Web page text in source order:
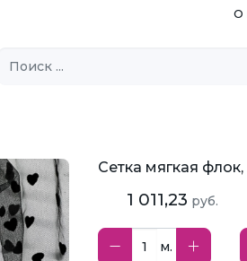
О
Сетка мягкая
1 011,23 руб.
м.